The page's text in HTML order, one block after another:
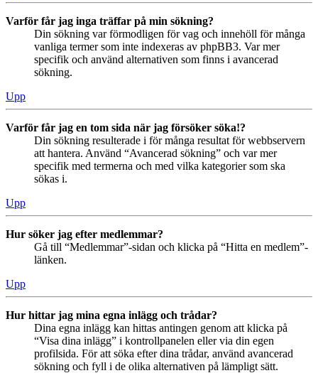
Varför får jag inga träffar på min sökning?
Din sökning var förmodligen för vag och innehöll för många
vanliga termer som inte indexeras av phpBB3. Var mer
specifik och använd alternativen som finns i avancerad
sökning.
Upp
Varför får jag en tom sida när jag försöker söka!?
Din sökning resulterade i för många resultat för webbservern
att hantera. Använd “Avancerad sökning” och var mer
specifik med termerna och med vilka kategorier som ska
sökas i.
Upp
Hur söker jag efter medlemmar?
Gå till “Medlemmar”-sidan och klicka på “Hitta en medlem”-
länken.
Upp
Hur hittar jag mina egna inlägg och trådar?
Dina egna inlägg kan hittas antingen genom att klicka på
“Visa dina inlägg” i kontrollpanelen eller via din egen
profilsida. För att söka efter dina trådar, använd avancerad
sökning och fyll i de olika alternativen på lämpligt sätt.